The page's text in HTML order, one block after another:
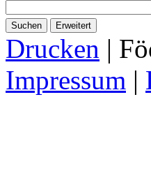
Suchen Erweitert
Drucken |
Impressum |